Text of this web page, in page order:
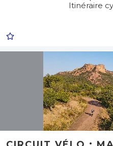
Itinéraire